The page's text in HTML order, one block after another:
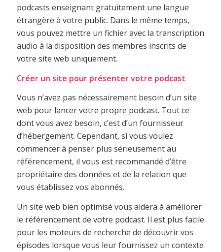
podcasts enseignant gratuitement une langue
étrangère à votre public. Dans le même temps,
vous pouvez mettre un fichier avec la transcription
audio à la disposition des membres inscrits de
votre site web uniquement.
Créer un site pour présenter votre podcast
Vous n’avez pas nécessairement besoin d’un site
web pour lancer votre propre podcast. Tout ce
dont vous avez besoin, c’est d’un fournisseur
d’hébergement. Cependant, si vous voulez
commencer à penser plus sérieusement au
référencement, il vous est recommandé d’être
propriétaire des données et de la relation que
vous établissez vos abonnés.
Un site web bien optimisé vous aidera à améliorer
le référencement de votre podcast. Il est plus facile
pour les moteurs de recherche de découvrir vos
épisodes lorsque vous leur fournissez un contexte